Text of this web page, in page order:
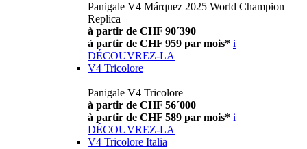
Panigale V4 Márquez 2025 World Champion
Replica
à partir de CHF 90´390
à partir de CHF 959 par mois* i
DÉCOUVREZ-LA
V4 Tricolore
Panigale V4 Tricolore
à partir de CHF 56´000
à partir de CHF 589 par mois* i
DÉCOUVREZ-LA
V4 Tricolore Italia